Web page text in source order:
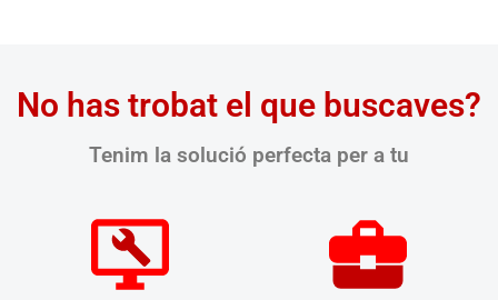
No has trobat el que buscaves?
Tenim la solució perfecta per a tu